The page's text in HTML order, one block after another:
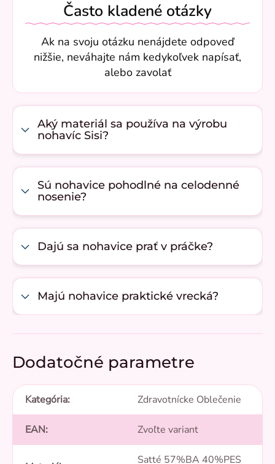
Často kladené otázky
Ak na svoju otázku nenájdete odpoveď
nižšie, neváhajte nám kedykoľvek napísať,
alebo zavolať
Aký materiál sa používa na výrobu
nohavíc Sisi?
Sú nohavice pohodlné na celodenné
nosenie?
Dajú sa nohavice prať v práčke?
Majú nohavice praktické vrecká?
Dodatočné parametre
Kategória: Zdravotnícke Oblečenie
EAN: Zvoľte variant
Satté 57%BA 40%PES